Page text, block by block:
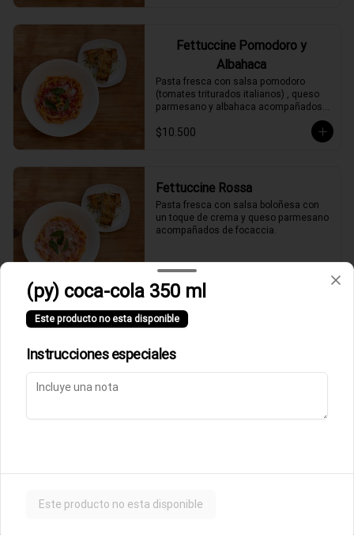
Fettuccine Pomodoro y
Albahaca
Pasta fresca con salsa pomodoro
(tomates triturados italianos) , queso
parmesano y albahaca acompañados
$10.500
Fettuccine Rossa
Pasta fresca con salsa boloñesa con
un toque de crema y queso parmesano
acompañados de focaccia.
$10.500
Parmigiana de Berenjena
Lasagna de berenjenas con salsa
rossa (tomates italianos triturados y un
toque de crema) y queso parmesano.
$9.500
Ñoquis a la Rossa
queso parmesano acompañados de
(py) coca-cola 350 ml
Este producto no esta disponible
Instrucciones especiales
Este producto no esta disponible